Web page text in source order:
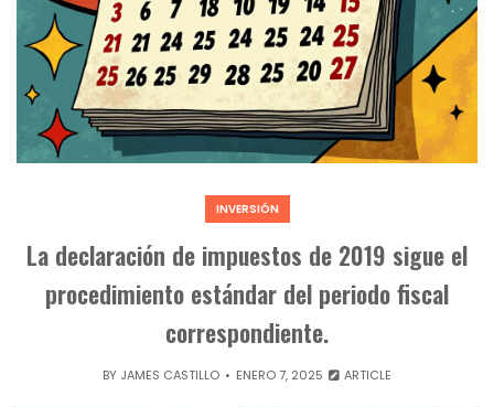
INVERSIÓN
La declaración de impuestos de 2019 sigue el
procedimiento estándar del periodo fiscal
correspondiente.
BY JAMES CASTILLO ENERO 7, 2025 ARTICLE